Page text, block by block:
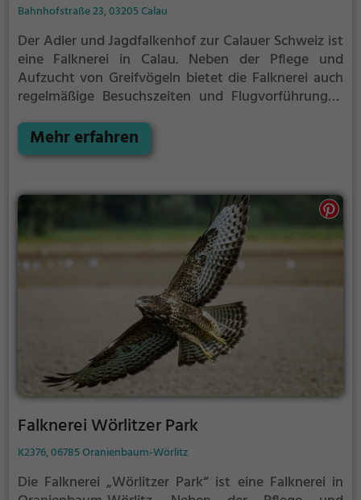
Bahnhofstraße 23, 03205 Calau
Der Adler und Jagdfalkenhof zur Calauer Schweiz ist
eine Falknerei in Calau. Neben der Pflege und
Aufzucht von Greifvögeln bietet die Falknerei auch
regelmäßige Besuchszeiten und Flugvorführungen
du auf der Website
Mehr erfahren
Falknerei Wörlitzer Park
K2376, 06785 Oranienbaum-Wörlitz
Die Falknerei „Wörlitzer Park“ ist eine Falknerei in